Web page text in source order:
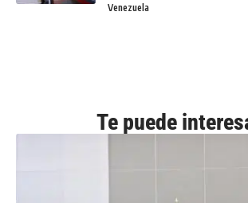
Venezuela
Te puede